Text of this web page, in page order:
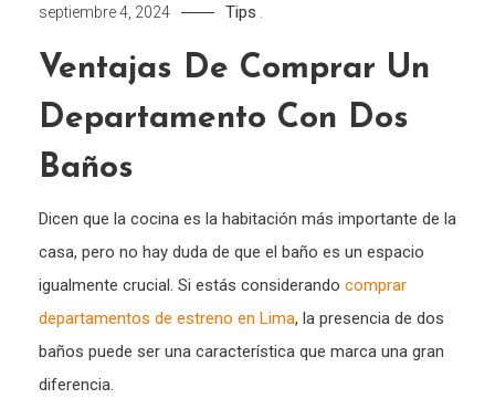
septiembre 4, 2024 Tips
Ventajas De Comprar Un
Departamento Con Dos
Baños
Dicen que la cocina es la habitación más importante de la
casa, pero no hay duda de que el baño es un espacio
igualmente crucial. Si estás considerando comprar
departamentos de estreno en Lima, la presencia de dos
baños puede ser una característica que marca una gran
diferencia.